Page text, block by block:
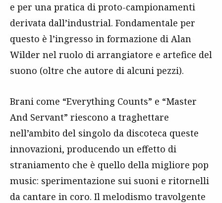
e per una pratica di proto-campionamenti
derivata dall’industrial. Fondamentale per
questo è l’ingresso in formazione di Alan
Wilder nel ruolo di arrangiatore e artefice del
suono (oltre che autore di alcuni pezzi).
Brani come “Everything Counts” e “Master
And Servant” riescono a traghettare
nell’ambito del singolo da discoteca queste
innovazioni, producendo un effetto di
straniamento che è quello della migliore pop
music: sperimentazione sui suoni e ritornelli
da cantare in coro. Il melodismo travolgente